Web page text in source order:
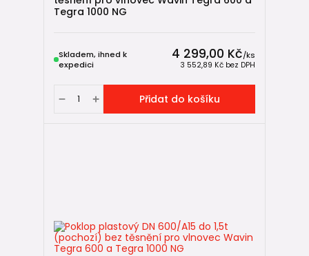
Tegra 1000 NG
4 299,00 Kč/ks
3 552,89 Kč bez DPH
Skladem, ihned k
expedici
Přidat do košíku